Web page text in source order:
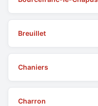
Breuillet
Chaniers
Charron